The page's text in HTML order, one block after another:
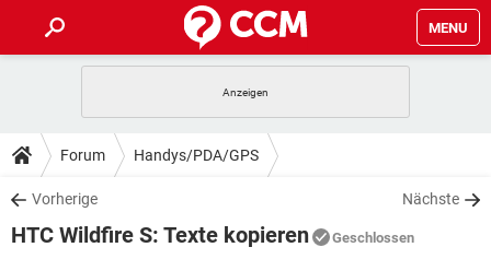
MENU
ANDROID IOS
WINDOWS 10
WHATSAPP TIKTOK
TIPPS & TRICKS
SPIELE STREAMING
DOWNLOADS
SPIELE STREAMING
Forum Handys/PDA/GPS
Vorherige Nächste
HTC Wildfire S: Texte kopieren Geschlossen